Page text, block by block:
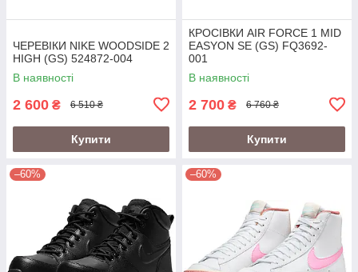
ЧЕРЕВІКИ NIKE WOODSIDE 2
HIGH (GS) 524872-004
В наявності
2 600 ₴ 6 510 ₴
Купити
КРОСІВКИ AIR FORCE 1 MID
EASYON SE (GS) FQ3692-
001
В наявності
2 700 ₴ 6 760 ₴
Купити
–60% –60%